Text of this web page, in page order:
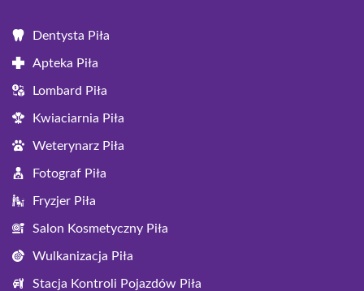
Dentysta Piła
Apteka Piła
Lombard Piła
Kwiaciarnia Piła
Weterynarz Piła
Fotograf Piła
Fryzjer Piła
Salon Kosmetyczny Piła
Wulkanizacja Piła
Stacja Kontroli Pojazdów Piła